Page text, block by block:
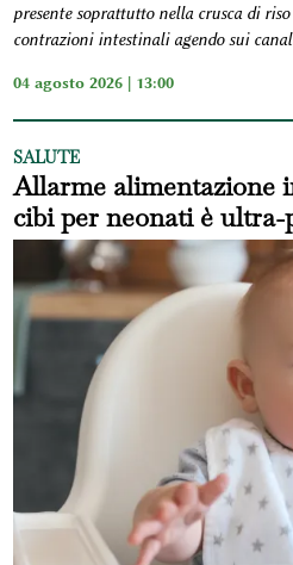
presente soprattutto nella crusca di
contrazioni intestinali agendo sui
04 agosto 2026 | 13:00
SALUTE
Allarme alimentazione
cibi per neonati è ultra-